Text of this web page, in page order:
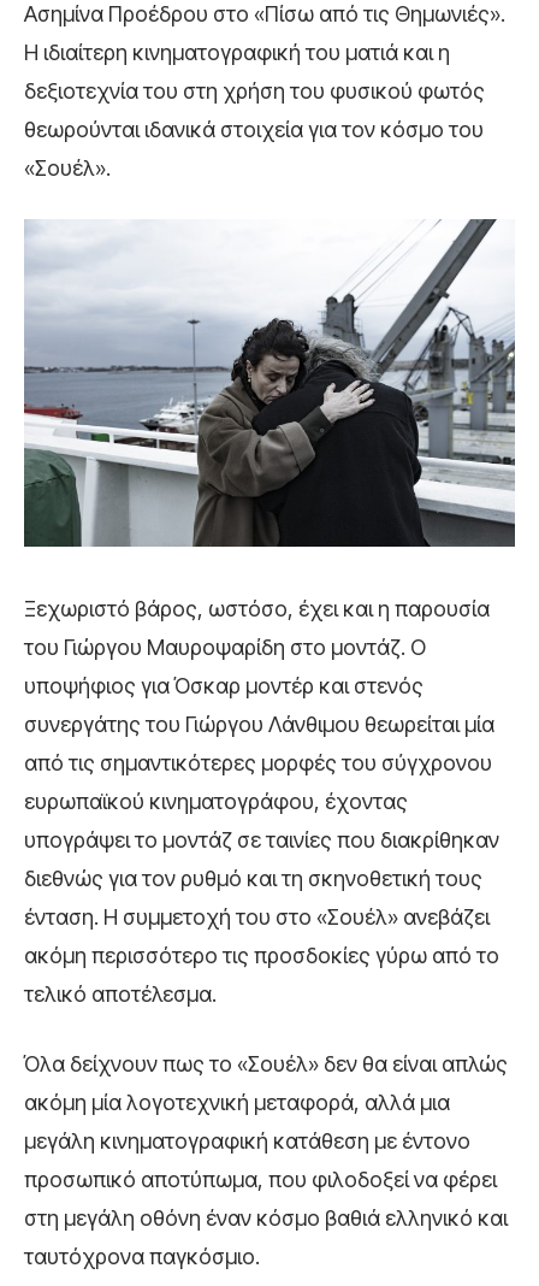
Ασημίνα Προέδρου στο «Πίσω από τις Θημωνιές».
Η ιδιαίτερη κινηματογραφική του ματιά και η
δεξιοτεχνία του στη χρήση του φυσικού φωτός
θεωρούνται ιδανικά στοιχεία για τον κόσμο του
«Σουέλ».
Ξεχωριστό βάρος, ωστόσο, έχει και η παρουσία
του Γιώργου Μαυροψαρίδη στο μοντάζ. Ο
υποψήφιος για Όσκαρ μοντέρ και στενός
συνεργάτης του Γιώργου Λάνθιμου θεωρείται μία
από τις σημαντικότερες μορφές του σύγχρονου
ευρωπαϊκού κινηματογράφου, έχοντας
υπογράψει το μοντάζ σε ταινίες που διακρίθηκαν
διεθνώς για τον ρυθμό και τη σκηνοθετική τους
ένταση. Η συμμετοχή του στο «Σουέλ» ανεβάζει
ακόμη περισσότερο τις προσδοκίες γύρω από το
τελικό αποτέλεσμα.
Όλα δείχνουν πως το «Σουέλ» δεν θα είναι απλώς
ακόμη μία λογοτεχνική μεταφορά, αλλά μια
μεγάλη κινηματογραφική κατάθεση με έντονο
προσωπικό αποτύπωμα, που φιλοδοξεί να φέρει
στη μεγάλη οθόνη έναν κόσμο βαθιά ελληνικό και
ταυτόχρονα παγκόσμιο.